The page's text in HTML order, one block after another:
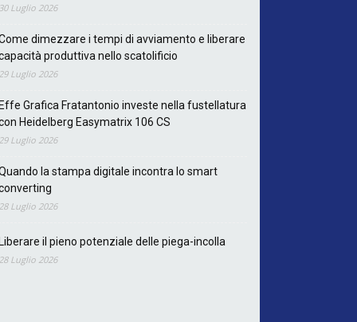
Luglio 2026
dimezzare i tempi di avviamento e liberare
produttiva nello scatolificio
Luglio 2026
Grafica Fratantonio investe nella fustellatura
Heidelberg Easymatrix 106 CS
Luglio 2026
la stampa digitale incontra lo smart
Luglio 2026
il pieno potenziale delle piega-incolla
Luglio 2026